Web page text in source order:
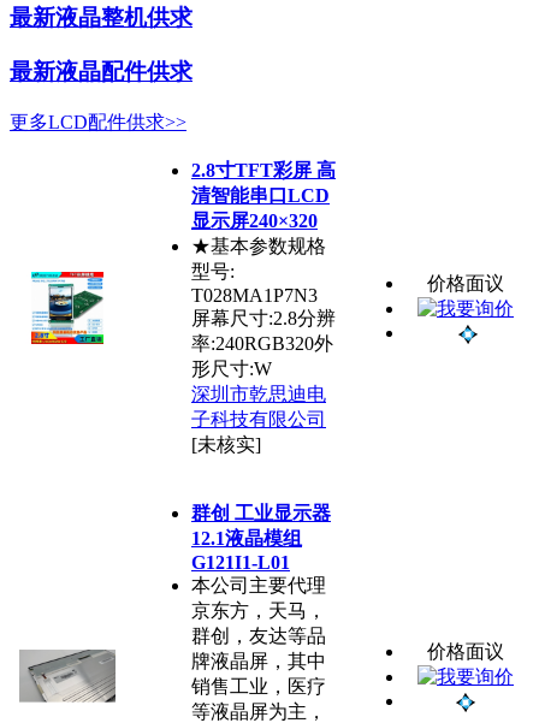
最新液晶整机供求
最新液晶配件供求
更多LCD配件供求>>
2.8寸TFT彩屏 高
清智能串口LCD
显示屏240×320
★基本参数规格
型号:
T028MA1P7N3
屏幕尺寸:2.8分辨
率:240RGB320外
形尺寸:W
深圳市乾思迪电
子科技有限公司
[未核实]
价格面议
群创 工业显示器
12.1液晶模组
G121I1-L01
本公司主要代理
京东方，天马，
群创，友达等品
牌液晶屏，其中
销售工业，医疗
等液晶屏为主，
价格面议